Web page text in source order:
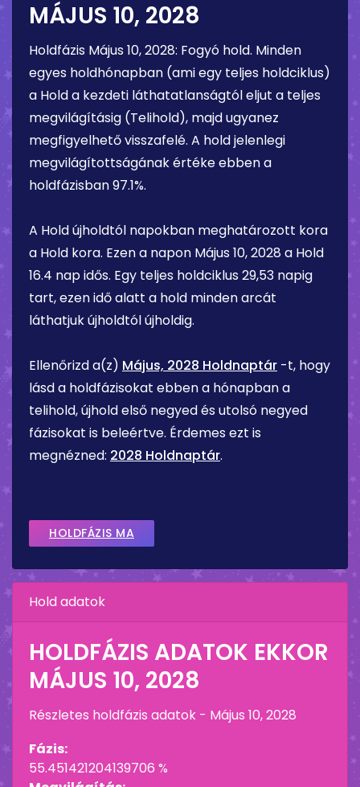
MÁJUS 10, 2028
Holdfázis Május 10, 2028: Fogyó hold. Minden
egyes holdhónapban (ami egy teljes holdciklus)
a Hold a kezdeti láthatatlanságtól eljut a teljes
megvilágításig (Telihold), majd ugyanez
megfigyelhető visszafelé. A hold jelenlegi
megvilágítottságának értéke ebben a
holdfázisban97.1%.
A Hold újholdtól napokban meghatározott kora
a Hold kora. Ezen a napon Május 10, 2028 a Hold
16.4 napidős. Egy teljes holdciklus 29,53 napig
tart, ezen idő alatt a hold minden arcát
láthatjuk újholdtól újholdig.
Ellenőrizd a(z) Május, 2028 Holdnaptár -t, hogy
lásd a holdfázisokat ebben a hónapban a
telihold, újhold első negyed és utolsó negyed
fázisokat is beleértve. Érdemes ezt is
megnézned: 2028 Holdnaptár.
HOLDFÁZIS MA
Hold adatok
HOLDFÁZIS ADATOK EKKOR
MÁJUS 10, 2028
Részletes holdfázis adatok - Május 10, 2028
Fázis:
55.451421204139706 %